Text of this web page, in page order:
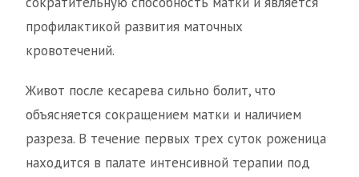
профилактикой развития маточных
кровотечений.
Живот после кесарева сильно болит, что
объясняется сокращением матки и наличием
разреза. В течение первых трех суток роженица
находится в палате интенсивной терапии под